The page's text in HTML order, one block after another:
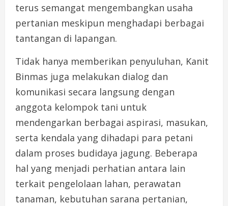
terus semangat mengembangkan usaha
pertanian meskipun menghadapi berbagai
tantangan di lapangan.
Tidak hanya memberikan penyuluhan, Kanit
Binmas juga melakukan dialog dan
komunikasi secara langsung dengan
anggota kelompok tani untuk
mendengarkan berbagai aspirasi, masukan,
serta kendala yang dihadapi para petani
dalam proses budidaya jagung. Beberapa
hal yang menjadi perhatian antara lain
terkait pengelolaan lahan, perawatan
tanaman, kebutuhan sarana pertanian,